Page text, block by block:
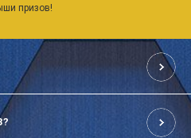
призов!